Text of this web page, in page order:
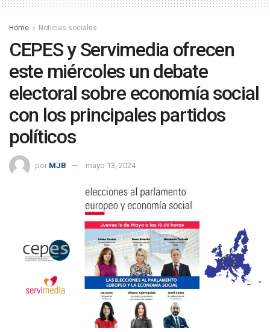
Home Noticias sociales
CEPES y Servimedia ofrecen
este miércoles un debate
electoral sobre economía social
con los principales partidos
políticos
por MJB mayo 13, 2024